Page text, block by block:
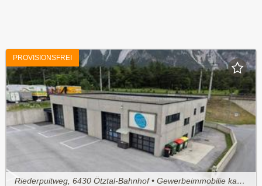
PROVISIONSFREI
Riederpuitweg, 6430 Ötztal-Bahnhof • Gewerbeimmobilie kaufen